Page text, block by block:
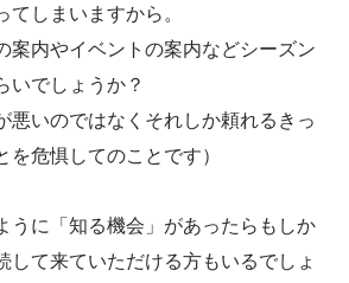
しまいますから。
案内やイベントの案内などシーズン
いでしょうか？
悪いのではなくそれしか頼れるきっ
危惧してのことです）
うに「知る機会」があったらもしか
して来ていただける方もいるでしょ